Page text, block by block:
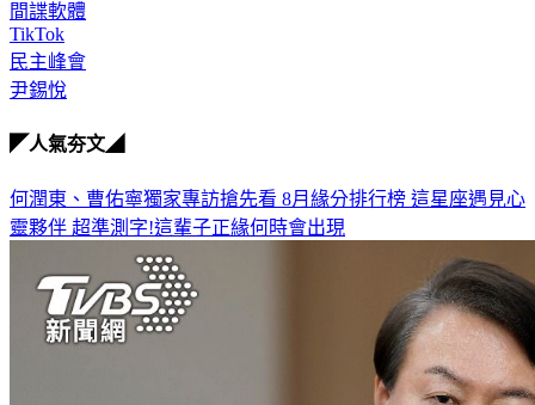
間諜軟體
TikTok
民主峰會
尹錫悅
◤人氣夯文◢
何潤東、曹佑寧獨家專訪搶先看 8月緣分排行榜 這星座遇見心
靈夥伴 超準測字!這輩子正緣何時會出現